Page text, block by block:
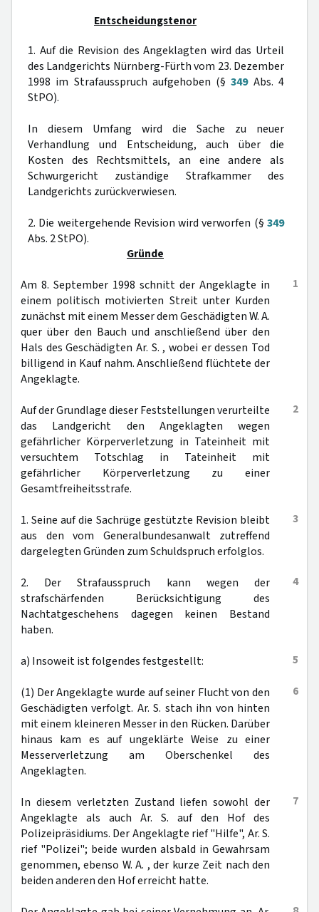
Entscheidungstenor
1. Auf die Revision des Angeklagten wird das Urteil
des Landgerichts Nürnberg-Fürth vom 23. Dezember
1998 im Strafausspruch aufgehoben (§349Abs. 4
StPO).
In diesem Umfang wird die Sache zu neuer
Verhandlung und Entscheidung, auch über die
Kosten des Rechtsmittels, an eine andere als
Schwurgericht zuständige Strafkammer des
Landgerichts zurückverwiesen.
2. Die weitergehende Revision wird verworfen (§ 349
Abs. 2 StPO).
Gründe
1
Am 8. September 1998 schnitt der Angeklagte in
einem politisch motivierten Streit unter Kurden
zunächst mit einem Messer dem Geschädigten W. A.
quer über den Bauch und anschließend über den
Hals des Geschädigten Ar. S. , wobei er dessen Tod
billigend in Kauf nahm. Anschließend flüchtete der
Angeklagte.
2
Auf der Grundlage dieser Feststellungen verurteilte
das Landgericht den Angeklagten wegen
gefährlicher Körperverletzung in Tateinheit mit
versuchtem Totschlag in Tateinheit mit
gefährlicher Körperverletzung zu einer
Gesamtfreiheitsstrafe.
3
1. Seine auf die Sachrüge gestützte Revision bleibt
aus den vom Generalbundesanwalt zutreffend
dargelegten Gründen zum Schuldspruch erfolglos.
4
2. Der Strafausspruch kann wegen der
strafschärfenden Berücksichtigung des
Nachtatgeschehens dagegen keinen Bestand
haben.
5
a) Insoweit ist folgendes festgestellt:
6
(1) Der Angeklagte wurde auf seiner Flucht von den
Geschädigten verfolgt. Ar. S. stach ihn von hinten
mit einem kleineren Messer in den Rücken. Darüber
hinaus kam es auf ungeklärte Weise zu einer
Messerverletzung am Oberschenkel des
Angeklagten.
7
In diesem verletzten Zustand liefen sowohl der
Angeklagte als auch Ar. S. auf den Hof des
Polizeipräsidiums. Der Angeklagte rief "Hilfe", Ar. S.
rief "Polizei"; beide wurden alsbald in Gewahrsam
genommen, ebenso W. A. , der kurze Zeit nach den
beiden anderen den Hof erreicht hatte.